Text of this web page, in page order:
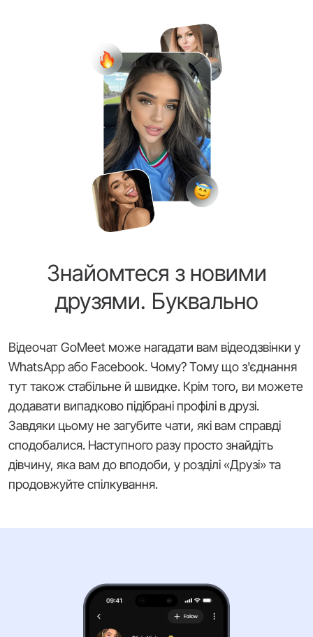
Знайомтеся з новими
друзями. Буквально
Відеочат GoMeet може нагадати вам відеодзвінки у
WhatsApp або Facebook. Чому? Тому що з'єднання
тут також стабільне й швидке. Крім того, ви можете
додавати випадково підібрані профілі в друзі.
Завдяки цьому не загубите чати, які вам справді
сподобалися. Наступного разу просто знайдіть
дівчину, яка вам до вподоби, у розділі «Друзі» та
продовжуйте спілкування.